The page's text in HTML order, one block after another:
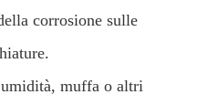
corrosione sulle
muffa o altri